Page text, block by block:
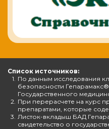
Список источников:
1. По данным исследования
безопасности
Государственного
2. При перерасчете на курс
препаратами, которые
3. Листок-вкладыш БАД
свидетельство о